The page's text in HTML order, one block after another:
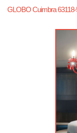
GLOBO Cuimbra 63118-